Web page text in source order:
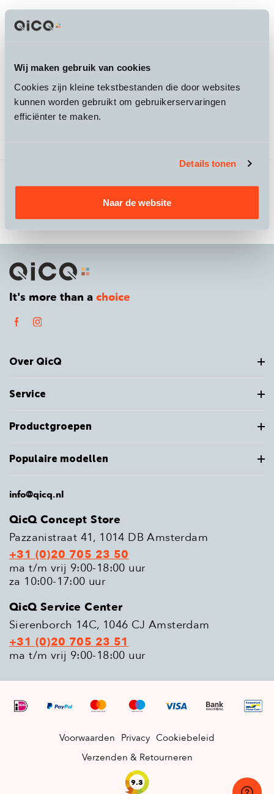
Wij maken gebruik van cookies
Cookies zijn kleine tekstbestanden die door websites
kunnen worden gebruikt om gebruikerservaringen
efficiënter te maken.
Details tonen
Naar de website
8.990,-
Leasen vanaf €238,00
It's more than a choice
Over QicQ
Service
Productgroepen
Populaire modellen
info@qicq.nl
QicQ Concept Store
Pazzanistraat 41, 1014 DB Amsterdam
+31 (0)20 705 23 50
ma t/m vrij 9:00-18:00 uur
za 10:00-17:00 uur
QicQ Service Center
Sierenborch 14C, 1046 CJ Amsterdam
+31 (0)20 705 23 51
ma t/m vrij 9:00-18:00 uur
Voorwaarden Privacy Cookiebeleid
Verzenden & Retourneren
9.3